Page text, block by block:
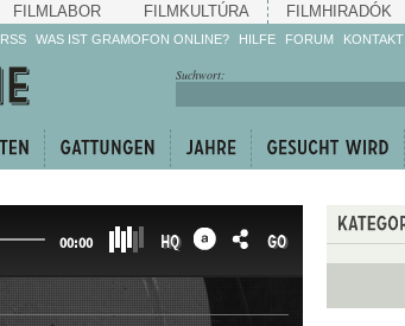
FILMLABOR FILMKULTÚRA FILMHIRADÓK
RSS WAS IST GRAMOFON ONLINE? HILFE
Machen Sie mit!
weiter!
FORUM KONTAKT
Suchwort:
00:00 HQ GO